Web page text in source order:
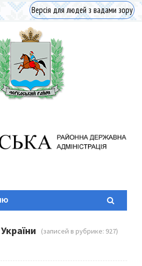
Версія для людей з вадами зору
(записей в рубрике: 927)